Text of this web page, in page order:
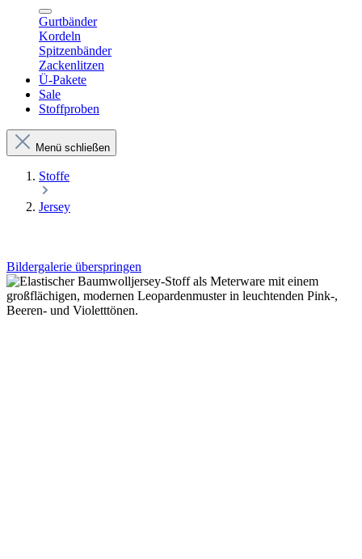
Gurtbänder
Kordeln
Spitzenbänder
Zackenlitzen
Ü-Pakete
Sale
Stoffproben
Menü schließen
Stoffe
Jersey
Bildergalerie überspringen